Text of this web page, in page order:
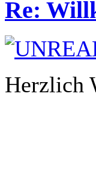
Re:
Herzlich